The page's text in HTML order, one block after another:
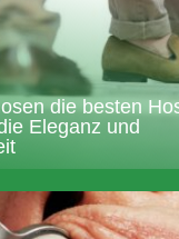
die besten
Eleganz und